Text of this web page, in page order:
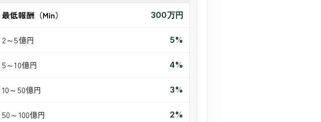
最低報酬（Min） 300万円
2～5億円 5%
5～10億円 4%
10～50億円 3%
50～100億円 2%